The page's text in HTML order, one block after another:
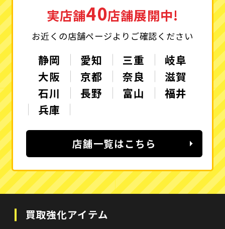
実店舗40店舗展開中!
お近くの店舗ページよりご確認ください
静岡 愛知 三重
岐阜
大阪
京都 奈良
滋賀
石川
長野 富山
福井
兵庫
店舗一覧はこちら
買取強化アイテム